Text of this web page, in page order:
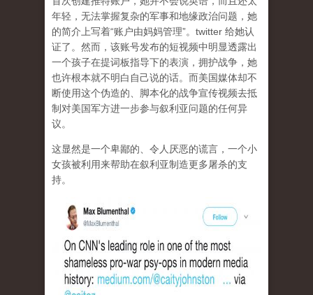
年轻，无法掌握复杂的军事和地缘政治问题，她
的简介上写着“账户由妈妈管理”。twitter 给她认
证了。然而，该账号发布的短视频中明显透露出
一个孩子在提词板指导下的表演，拥护战争，她
也许根本就不明白自己说的话。而美国媒体却不
断使用这个伪造的、脚本化的战争宣传视频去抵
制对美国军方进一步参与叙利亚问题的任何异
议。
这显然是一个卑鄙的、令人厌恶的谎言，一个小
女孩被利用来帮助在叙利亚制造更多屠杀的支
持。